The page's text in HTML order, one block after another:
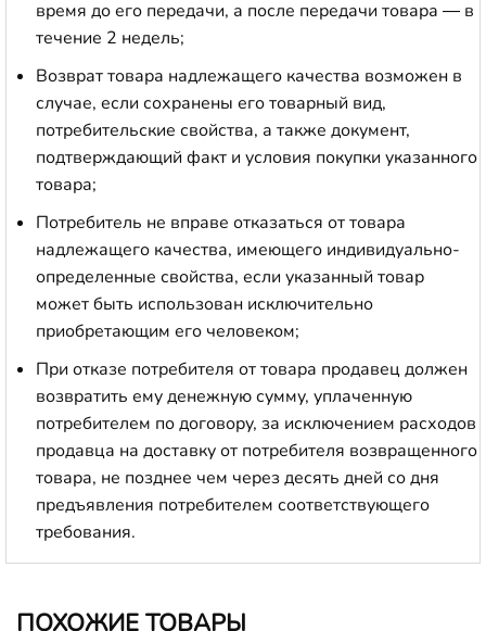
время до его передачи, а после передачи товара — в
течение 2 недель;
Возврат товара надлежащего качества возможен в
случае, если сохранены его товарный вид,
потребительские свойства, а также документ,
подтверждающий факт и условия покупки указанного
товара;
Потребитель не вправе отказаться от товара
надлежащего качества, имеющего индивидуально-
определенные свойства, если указанный товар
может быть использован исключительно
приобретающим его человеком;
При отказе потребителя от товара продавец должен
возвратить ему денежную сумму, уплаченную
потребителем по договору, за исключением расходов
продавца на доставку от потребителя возвращенного
товара, не позднее чем через десять дней со дня
предъявления потребителем соответствующего
требования.
ПОХОЖИЕ ТОВАРЫ